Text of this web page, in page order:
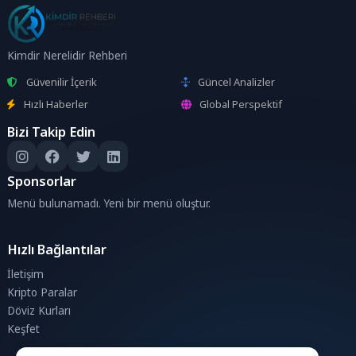
Kimdir Nerelidir Rehberi
Güvenilir İçerik
Güncel Analizler
Hızlı Haberler
Global Perspektif
Bizi Takip Edin
Sponsorlar
Menü bulunamadı. Yeni bir menü oluştur.
Hızlı Bağlantılar
İletişim
Kripto Paralar
Döviz Kurları
Keşfet